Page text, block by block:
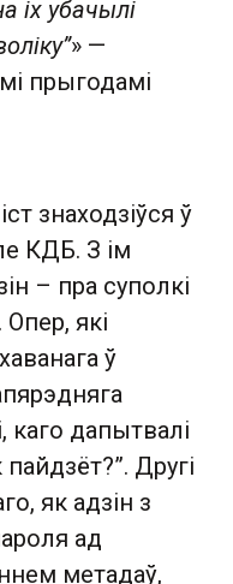
іх убачылі
» —
прыгодамі
знаходзіўся ў
КДБ. З ім
– пра суполкі
які
ў
каго дапытвалі
пайдзёт?”. Другі
як адзін з
ад
метадаў,